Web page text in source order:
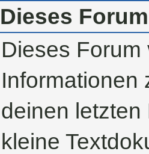
Dieses
Dieses
Informationen
deinen
kleine